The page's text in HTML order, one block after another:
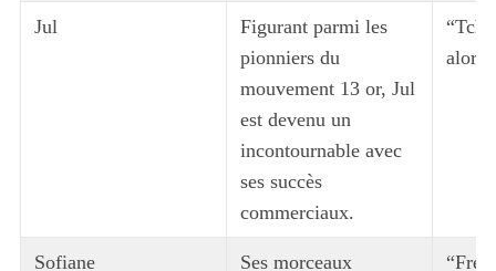
Jul
Figurant parmi les
pionniers du
mouvement 13 or, Jul
est devenu un
incontournable avec
ses succès
commerciaux.
alors”
Sofiane
Ses morceaux